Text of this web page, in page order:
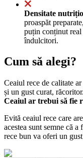
Densitate
proaspăt
puțin conținut
îndulcitori.
Cum să alegi?
Ceaiul rece de calitate
și un gust curat,
Ceaiul ar trebui să fie
Evită ceaiul rece care
acestea sunt semne că
rece bun va oferi un